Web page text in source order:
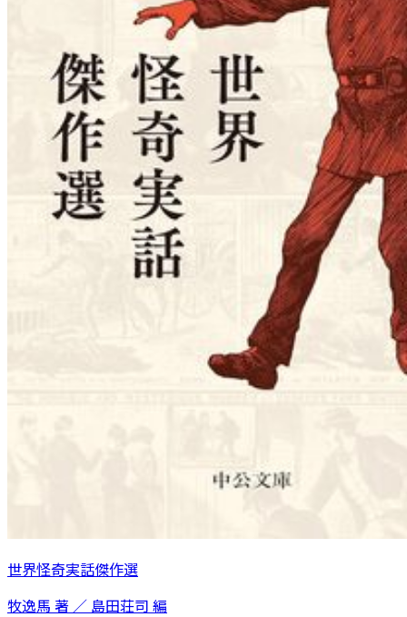
世界怪奇実話傑作選
牧逸馬 著 ／ 島田荘司 編